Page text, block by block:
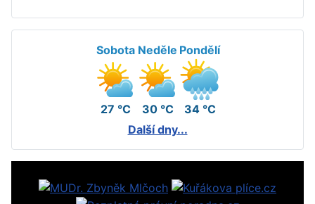
Sobota
27 °C
Neděle
30 °C
Pondělí
34 °C
Další dny...